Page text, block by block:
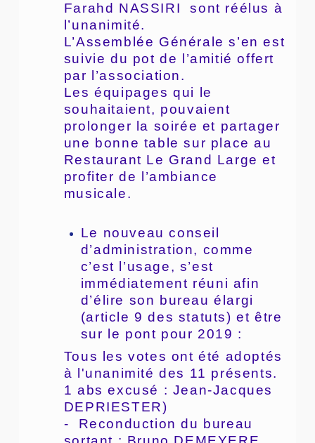
Farahd NASSIRI sont réélus à
l’unanimité.
L’Assemblée Générale s’en est
suivie du pot de l’amitié offert
par l’association.
Les équipages qui le
souhaitaient, pouvaient
prolonger la soirée et partager
une bonne table sur place au
Restaurant Le Grand Large et
profiter de l’ambiance
musicale.
Le nouveau conseil
d’administration, comme
c’est l’usage, s’est
immédiatement réuni afin
d’élire son bureau élargi
(article 9 des statuts) et être
sur le pont pour 2019 :
Tous les votes ont été adoptés
à l'unanimité des 11 présents.
1 abs excusé : Jean-Jacques
DEPRIESTER)
- Reconduction du bureau